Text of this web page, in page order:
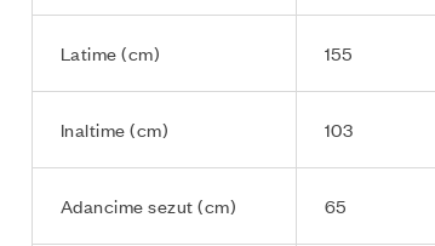
Latime (cm) 155
Inaltime (cm) 103
Adancime sezut (cm) 65